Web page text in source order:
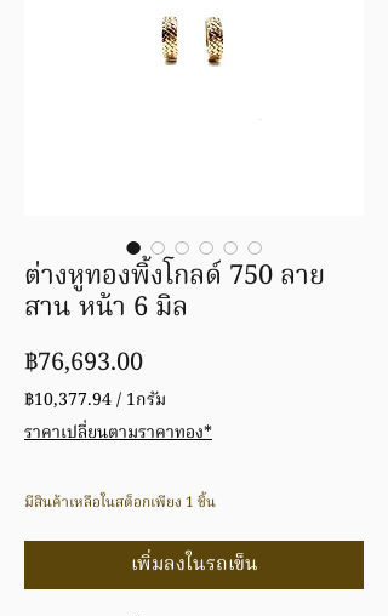
ต่างหูทองพิ้งโกลด์ 750 ลาย
สาน หน้า 6 มิล
฿76,693.00ราคา
฿10,377.94/ 1กรัม
฿10,377.94
ต่อ
กรัม
ราคาเปลี่ยนตามราคาทอง*
มีสินค้าเหลือในสต็อกเพียง 1 ชิ้น
เพิ่มลงในรถเข็น